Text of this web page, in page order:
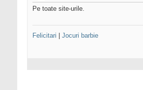
Pe toate site-urile.
Felicitari Jocuri barbie